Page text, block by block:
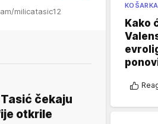
milicatasic12
čekaju
otkrile
KOŠARKA
Kako